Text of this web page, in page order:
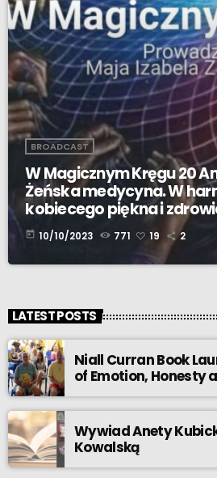
BROADCAST
W Magicznym Kręgu 20
Żeńska medycyna. W
kobiecego piękna i
today 10/10/2023 771 19 2
LATEST POSTS
Niall Curran Book
of Emotion, Honesty
Wywiad Anety
Kowalską